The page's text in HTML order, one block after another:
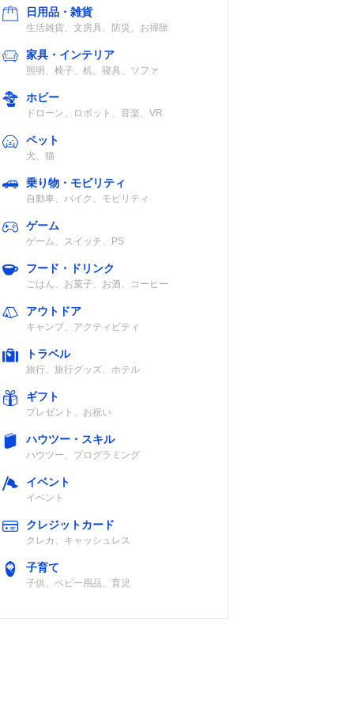
日用品・雑貨
生活雑貨、文房具、防災、お掃除
家具・インテリア
照明、椅子、机、寝具、ソファ
ホビー
ドローン、ロボット、音楽、VR
ペット
犬、猫
乗り物・モビリティ
自動車、バイク、モビリティ
ゲーム
ゲーム、スイッチ、PS
フード・ドリンク
ごはん、お菓子、お酒、コーヒー
アウトドア
キャンプ、アクティビティ
トラベル
旅行、旅行グッズ、ホテル
ギフト
プレゼント、お祝い
ハウツー・スキル
ハウツー、プログラミング
イベント
イベント
クレジットカード
クレカ、キャッシュレス
子育て
子供、ベビー用品、育児